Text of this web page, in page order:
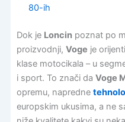
80-ih
Dok je Loncinpoznat po
proizvodnji, Voge je
klase motocikala – u
i sport. To znači da Voge
opremu, napredne
europskim ukusima, a ne